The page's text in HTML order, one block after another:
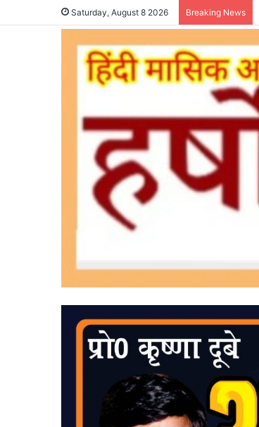
Saturday, August 8 2026 Breaking News